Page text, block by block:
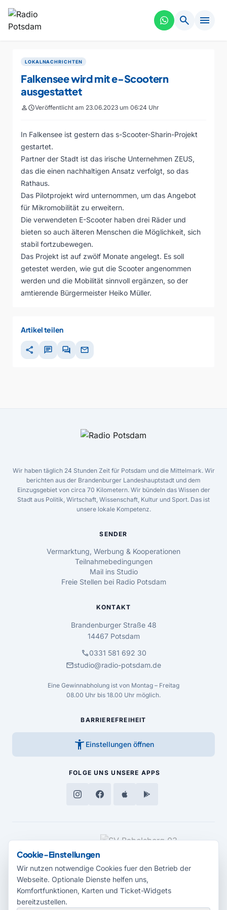
search menu
LOKALNACHRICHTEN
Falkensee wird mit e-Scootern
ausgestattet
personscheduleVeröffentlicht am 23.06.2023 um 06:24 Uhr
In Falkensee ist gestern das s-Scooter-Sharin-Projekt
gestartet.
Partner der Stadt ist das irische Unternehmen ZEUS,
das die einen nachhaltigen Ansatz verfolgt, so das
Rathaus.
Das Pilotprojekt wird unternommen, um das Angebot
für Mikromobilität zu erweitern.
Die verwendeten E-Scooter haben drei Räder und
bieten so auch älteren Menschen die Möglichkeit, sich
stabil fortzubewegen.
Das Projekt ist auf zwölf Monate angelegt. Es soll
getestet werden, wie gut die Scooter angenommen
werden und die Mobilität sinnvoll ergänzen, so der
amtierende Bürgermeister Heiko Müller.
Artikel teilen
share chat forum mail
Wir haben täglich 24 Stunden Zeit für Potsdam und die Mittelmark. Wir
berichten aus der Brandenburger Landeshauptstadt und dem
Einzugsgebiet von circa 70 Kilometern. Wir bündeln das Wissen der
Stadt aus Politik, Wirtschaft, Wissenschaft, Kultur und Sport. Das ist
unsere lokale Kompetenz.
SENDER
Vermarktung, Werbung & Kooperationen
Teilnahmebedingungen
Mail ins Studio
Freie Stellen bei Radio Potsdam
KONTAKT
Brandenburger Straße 48
14467 Potsdam
call0331 581 692 30
mailstudio@radio-potsdam.de
Eine Gewinnabholung ist von Montag – Freitag
08.00 Uhr bis 18.00 Uhr möglich.
BARRIEREFREIHEIT
accessibility_new Einstellungen öffnen
FOLGE UNS UNSERE APPS
MEDIENPARTNER
Cookie-Einstellungen
Wir nutzen notwendige Cookies fuer den Betrieb der
Webseite. Optionale Dienste helfen uns,
Komfortfunktionen, Karten und Ticket-Widgets
bereitzustellen.